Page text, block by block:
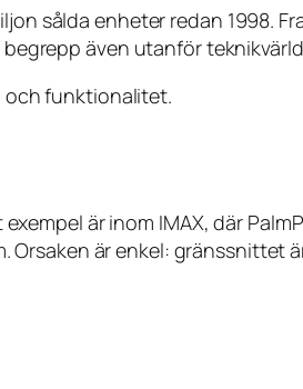
sålda enheter redan 1998.
även utanför
och funktionalitet.
är inom IMAX, där
Orsaken är enkel: gränssnittet